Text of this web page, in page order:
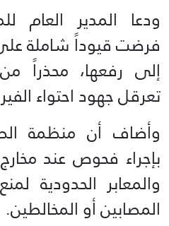
ودعا المدير العام
فرضت قيوداً شاملة
إلى رفعها، محذراً
تعرقل جهود احتواء
وأضاف أن منظمة
بإجراء فحوص عند
والمعابر الحدودية
المصابين أو المخالطين.